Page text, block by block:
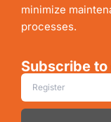
minimize
processes.
Subscribe